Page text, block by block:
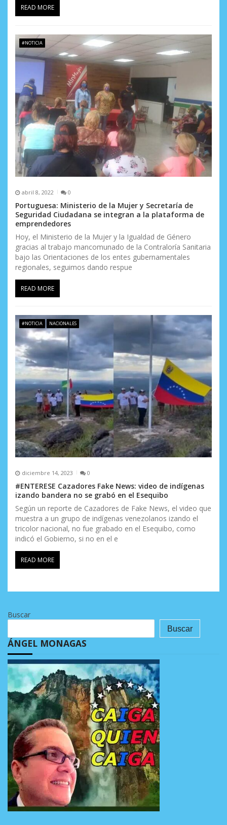
a
d
a
READ MORE
#NOTICIA
abril 8, 2022 0
Portuguesa: Ministerio de la Mujer y Secretaría de
Seguridad Ciudadana se integran a la plataforma de
emprendedores
Hoy, el Ministerio de la Mujer y la Igualdad de Género
gracias al trabajo mancomunado de la Contraloría Sanitaria
bajo las Orientaciones de los entes gubernamentales
regionales, seguimos dando respue
READ MORE
#NOTICIA NACIONALES
diciembre 14, 2023 0
#ENTERESE Cazadores Fake News: video de indígenas
izando bandera no se grabó en el Esequibo
Según un reporte de Cazadores de Fake News, el video que
muestra a un grupo de indígenas venezolanos izando el
tricolor nacional, no fue grabado en el Esequibo, como
indicó el Gobierno, si no en el e
READ MORE
Buscar
Buscar
ÁNGEL MONAGAS